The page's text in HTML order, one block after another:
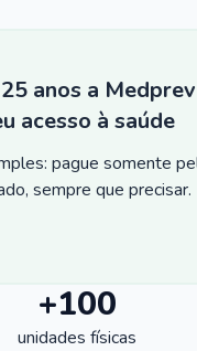
anos a
acesso à saúde
pague somente
sempre que precisar.
+100
unidades físicas